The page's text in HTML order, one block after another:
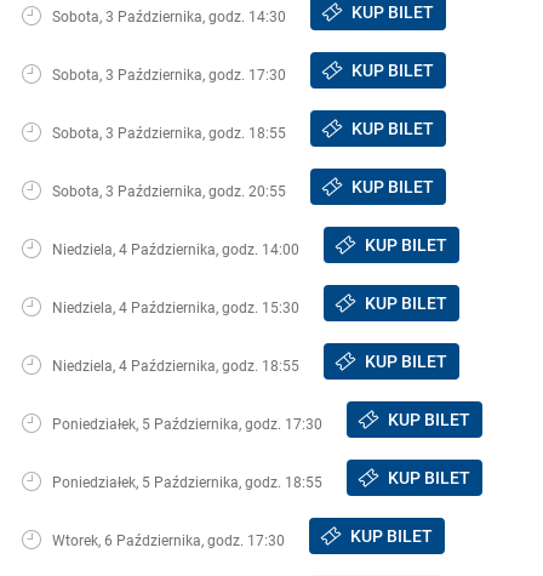
Sobota, 3 Października, godz. 14:30 KUP BILET
Sobota, 3 Października, godz. 17:30 KUP BILET
Sobota, 3 Października, godz. 18:55 KUP BILET
Sobota, 3 Października, godz. 20:55 KUP BILET
Niedziela, 4 Października, godz. 14:00 KUP BILET
Niedziela, 4 Października, godz. 15:30 KUP BILET
Niedziela, 4 Października, godz. 18:55 KUP BILET
Poniedziałek, 5 Października, godz. 17:30 KUP BILET
Poniedziałek, 5 Października, godz. 18:55 KUP BILET
Wtorek, 6 Października, godz. 17:30 KUP BILET